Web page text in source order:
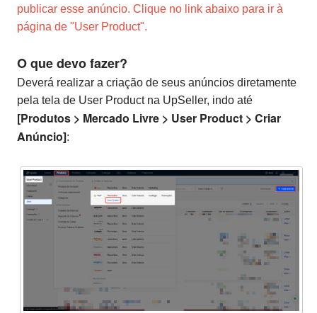
publicar esse anúncio. Clique no link abaixo para ir à
página de "User Product".
O que devo fazer?
Deverá realizar a criação de seus anúncios diretamente
pela tela de User Product na UpSeller, indo até
[Produtos > Mercado Livre > User Product > Criar
Anúncio]: